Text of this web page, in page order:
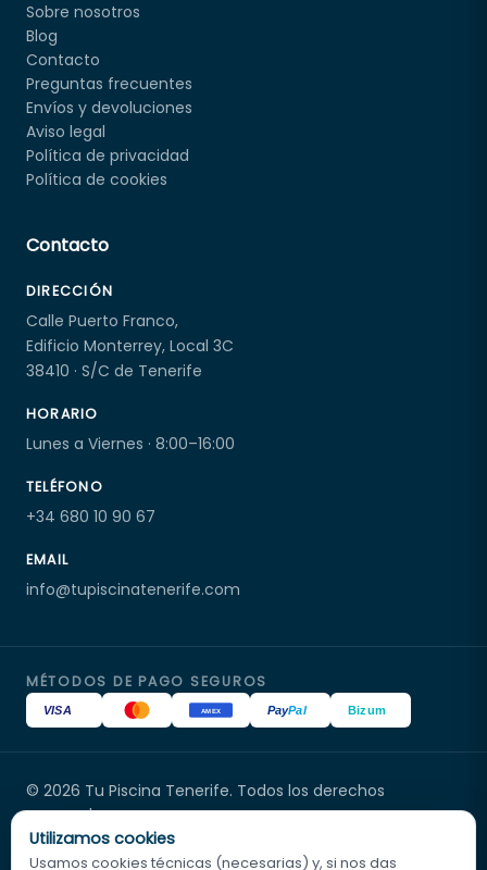
Sobre nosotros
Blog
Contacto
Preguntas frecuentes
Envíos y devoluciones
Aviso legal
Política de privacidad
Política de cookies
Contacto
DIRECCIÓN
Calle Puerto Franco,
Edificio Monterrey, Local 3C
38410 · S/C de Tenerife
HORARIO
Lunes a Viernes · 8:00–16:00
TELÉFONO
+34 680 10 90 67
EMAIL
info@tupiscinatenerife.com
MÉTODOS DE PAGO SEGUROS
VISA AMEX PayPal Bizum
© 2026 Tu Piscina Tenerife. Todos los derechos
reservados.
Distribuidor oficial Poolex en Canarias · Servicio técnico
oficial
Tu Piscina Tenerife
En línea
Utilizamos cookies
Usamos cookies técnicas (necesarias) y, si nos das